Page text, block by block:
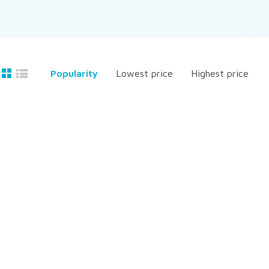
Popularity Lowest price Highest price